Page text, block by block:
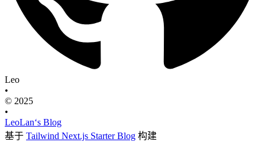
Leo
•
© 2025
•
LeoLan‘s Blog
基于 Tailwind Next.js Starter Blog 构建